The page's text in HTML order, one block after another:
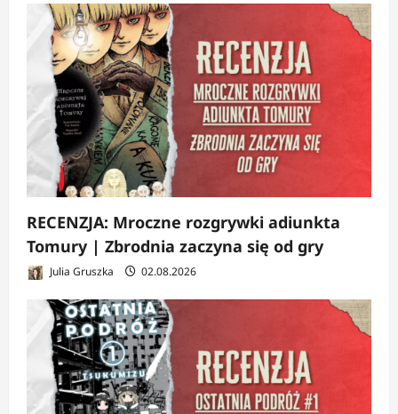
RECENZJA: Mroczne rozgrywki adiunkta
Tomury | Zbrodnia zaczyna się od gry
Julia Gruszka 02.08.2026